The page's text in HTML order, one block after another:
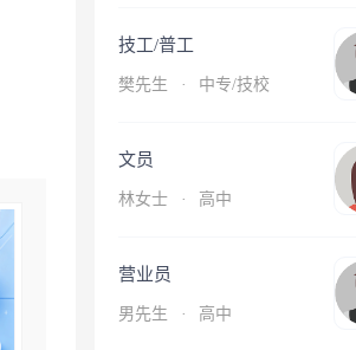
技工/普工
樊先生 · 中专/技校
文员
林女士 · 高中
营业员
男先生 · 高中